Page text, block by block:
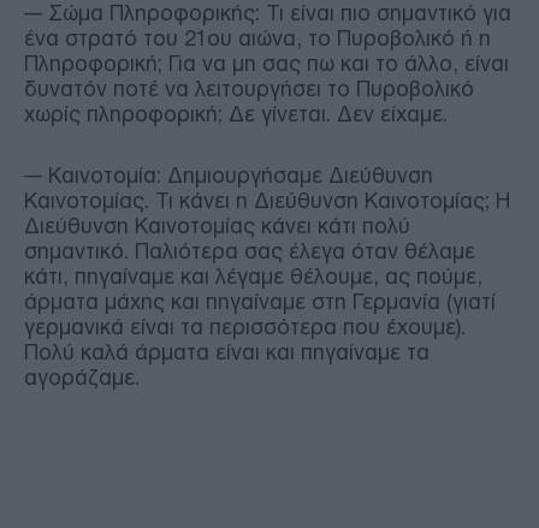
--- Σώμα Πληροφορικής: Τι είναι πιο σημαντικό για
ένα στρατό του 21ου αιώνα, το Πυροβολικό ή η
Πληροφορική; Για να μη σας πω και το άλλο, είναι
δυνατόν ποτέ να λειτουργήσει το Πυροβολικό
χωρίς πληροφορική; Δε γίνεται. Δεν είχαμε.
--- Καινοτομία: Δημιουργήσαμε Διεύθυνση
Καινοτομίας. Τι κάνει η Διεύθυνση Καινοτομίας; Η
Διεύθυνση Καινοτομίας κάνει κάτι πολύ
σημαντικό. Παλιότερα σας έλεγα όταν θέλαμε
κάτι, πηγαίναμε και λέγαμε θέλουμε, ας πούμε,
άρματα μάχης και πηγαίναμε στη Γερμανία (γιατί
γερμανικά είναι τα περισσότερα που έχουμε).
Πολύ καλά άρματα είναι και πηγαίναμε τα
αγοράζαμε.